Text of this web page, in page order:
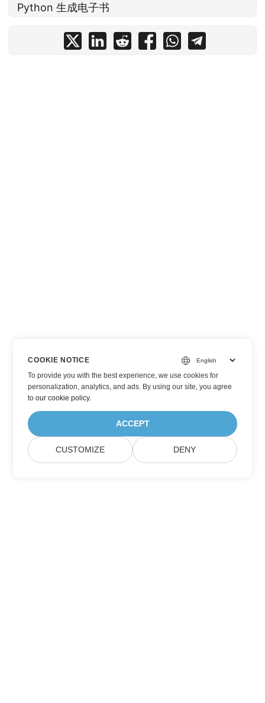
Python 生成电子书
COOKIE NOTICE
To provide you with the best experience, we use cookies for
personalization, analytics, and ads. By using our site, you agree
toour cookie policy.
ACCEPT
CUSTOMIZE DENY